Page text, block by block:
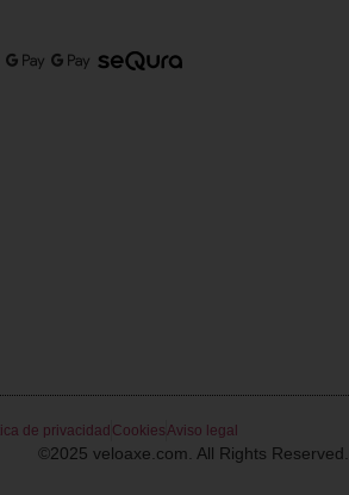
de privacidad Cookies Aviso legal
©2025 veloaxe.com. All Rights Reserved.